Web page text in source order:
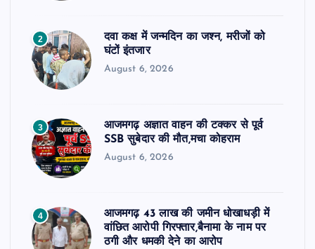
2
दवा कक्ष में जन्मदिन का जश्न, मरीजों को
घंटों इंतजार
August 6, 2026
3
आजमगढ़ अज्ञात वाहन की टक्कर से पूर्व
SSB सुबेदार की मौत,मचा कोहराम
August 6, 2026
4
आजमगढ़ 43 लाख की जमीन धोखाधड़ी में
वांछित आरोपी गिरफ्तार,बैनामा के नाम पर
ठगी और धमकी देने का आरोप